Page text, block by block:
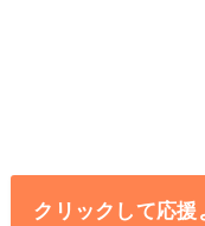
クリックして応援